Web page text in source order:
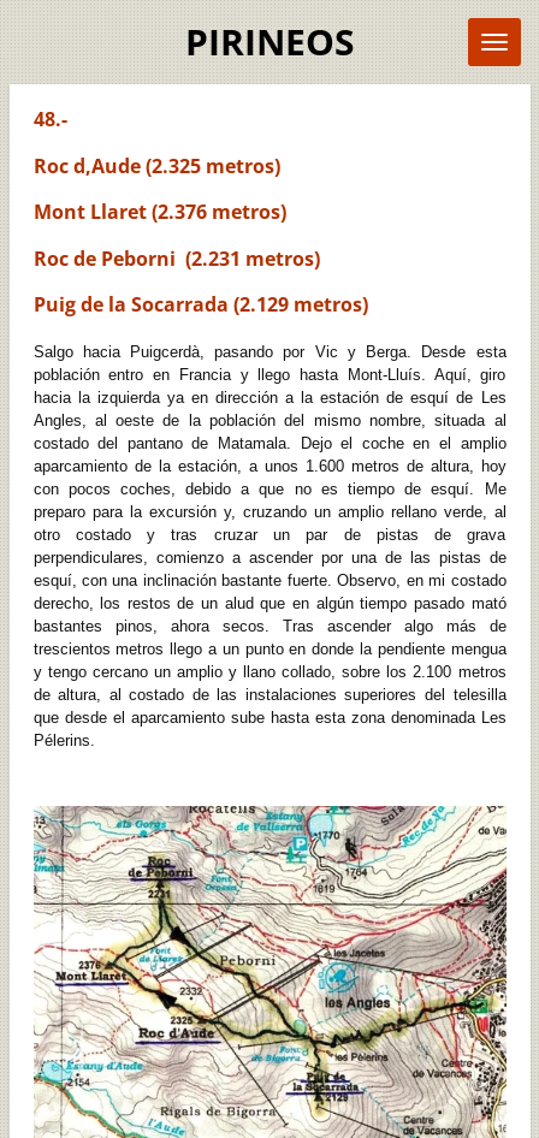
PIRINEOS
48.-
Roc d,Aude (2.325 metros)
Mont Llaret (2.376 metros)
Roc de Peborni (2.231 metros)
Puig de la Socarrada (2.129 metros)
Salgo hacia Puigcerdà, pasando por Vic y Berga. Desde esta
población entro en Francia y llego hasta Mont-Lluís. Aquí, giro
hacia la izquierda ya en dirección a la estación de esquí de Les
Angles, al oeste de la población del mismo nombre, situada al
costado del pantano de Matamala. Dejo el coche en el amplio
aparcamiento de la estación, a unos 1.600 metros de altura, hoy
con pocos coches, debido a que no es tiempo de esquí. Me
preparo para la excursión y, cruzando un amplio rellano verde, al
otro costado y tras cruzar un par de pistas de grava
perpendiculares, comienzo a ascender por una de las pistas de
esquí, con una inclinación bastante fuerte. Observo, en mi costado
derecho, los restos de un alud que en algún tiempo pasado mató
bastantes pinos, ahora secos. Tras ascender algo más de
trescientos metros llego a un punto en donde la pendiente mengua
y tengo cercano un amplio y llano collado, sobre los 2.100 metros
de altura, al costado de las instalaciones superiores del telesilla
que desde el aparcamiento sube hasta esta zona denominada Les
Pélerins.